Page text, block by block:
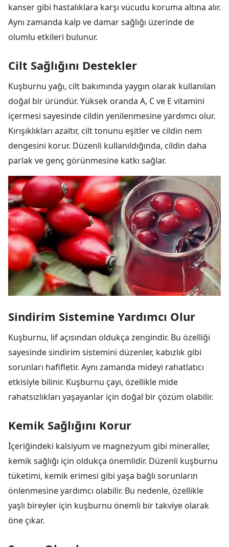
kanser gibi hastalıklara karşı vücudu koruma altına alır.
Aynı zamanda kalp ve damar sağlığı üzerinde de
olumlu etkileri bulunur.
Cilt Sağlığını Destekler
Kuşburnu yağı, cilt bakımında yaygın olarak kullanılan
doğal bir üründür. Yüksek oranda A, C ve E vitamini
içermesi sayesinde cildin yenilenmesine yardımcı olur.
Kırışıklıkları azaltır, cilt tonunu eşitler ve cildin nem
dengesini korur. Düzenli kullanıldığında, cildin daha
parlak ve genç görünmesine katkı sağlar.
Sindirim Sistemine Yardımcı Olur
Kuşburnu, lif açısından oldukça zengindir. Bu özelliği
sayesinde sindirim sistemini düzenler, kabızlık gibi
sorunları hafifletir. Aynı zamanda mideyi rahatlatıcı
etkisiyle bilinir. Kuşburnu çayı, özellikle mide
rahatsızlıkları yaşayanlar için doğal bir çözüm olabilir.
Kemik Sağlığını Korur
İçeriğindeki kalsiyum ve magnezyum gibi mineraller,
kemik sağlığı için oldukça önemlidir. Düzenli kuşburnu
tüketimi, kemik erimesi gibi yaşa bağlı sorunların
önlenmesine yardımcı olabilir. Bu nedenle, özellikle
yaşlı bireyler için kuşburnu önemli bir takviye olarak
öne çıkar.